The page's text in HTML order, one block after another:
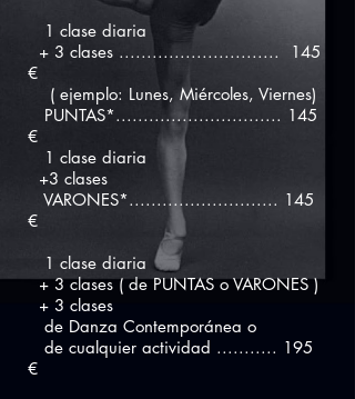
1 clase diaria
+ 3 clases ............................. 145
€
( ejemplo: Lunes, Miércoles, Viernes)
PUNTAS*.............................. 145
€
1 clase diaria
+3 clases
VARONES*........................... 145
€
1 clase diaria
+ 3 clases ( de PUNTAS o VARONES )
+ 3 clases
de Danza Contemporánea o
de cualquier actividad ........... 195
€